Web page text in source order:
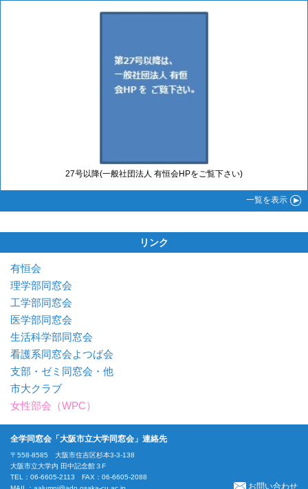
27号以降(一般社団法人 有恒会HPをご覧下さい)
一覧を表示
リンク
有恒会
理学部同窓会
工学部同窓会
医学部同窓会
生活科学部同窓会
看護系同窓会よつば会
支部・ゼミ同窓会・他
市大クラブ
女性部会（WPC）
全学同窓会「大阪市立大学同窓会」連絡先
〒558-8585 大阪市住吉区杉本3-3-138
大阪市立大学内 田中記念館３F
TEL：06-6605-2113 FAX：06-6605-2088
お問い合わせ